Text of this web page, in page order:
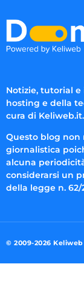
Notizie, tutorial
hosting e della
cura di Keliweb.it.
Questo blog non
giornalistica
alcuna
considerarsi un
della legge n. 62/
© 2009-2026